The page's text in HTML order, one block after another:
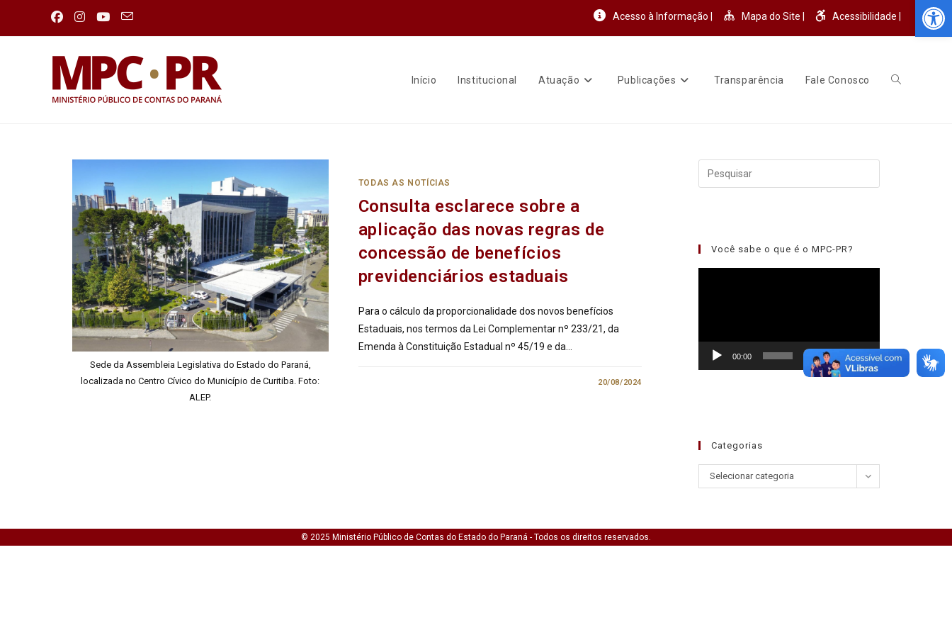
Acesso à Informação | Mapa do Site | Acessibilidade |
Início Institucional Atuação Publicações Transparência Fale Conosco
Sede da Assembleia Legislativa do Estado do Paraná,
localizada no Centro Cívico do Município de Curitiba. Foto:
ALEP.
TODAS AS NOTÍCIAS
Consulta esclarece sobre a
aplicação das novas regras de
concessão de benefícios
previdenciários estaduais
Para o cálculo da proporcionalidade dos novos benefícios
Estaduais, nos termos da Lei Complementar nº 233/21, da
Emenda à Constituição Estadual nº 45/19 e da…
20/08/2024
Você sabe o que é o MPC-PR?
00:00 01:30
Categorias
Selecionar categoria
© 2025 Ministério Público de Contas do Estado do Paraná - Todos os direitos reservados.